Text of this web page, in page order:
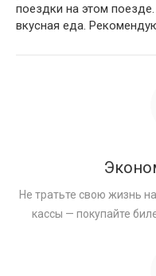
поездки на этом
вкусная еда.
Не тратьте свою жизнь
кассы — покупайте